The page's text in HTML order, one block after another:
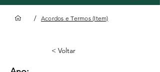
/ Acordos e Termos (Item)
< Voltar